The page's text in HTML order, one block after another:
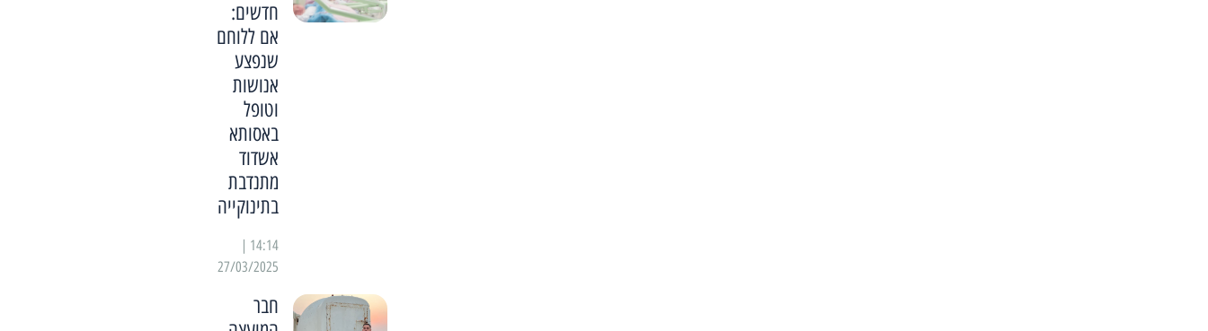
חדשים:
אם ללוחם
שנפצע
אנושות
וטופל
באסותא
אשדוד
מתנדבת
בתינוקייה
27/03/2025
חבר